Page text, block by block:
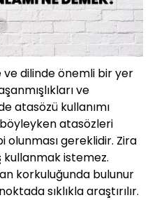
dilinde önemli bir yer
ve
atasözü kullanımı
atasözleri
olunması gereklidir. Zira
kullanmak istemez.
korkuluğunda bulunur
sıklıkla araştırılır.